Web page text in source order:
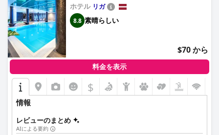
ホテル リガ
8.8 素晴らしい
$70 から
料金を表示
$
情報
レビューのまとめ
AIによる要約